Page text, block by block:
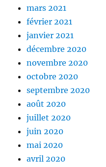
mars 2021
février 2021
janvier 2021
décembre 2020
novembre 2020
octobre 2020
septembre 2020
août 2020
juillet 2020
juin 2020
mai 2020
avril 2020